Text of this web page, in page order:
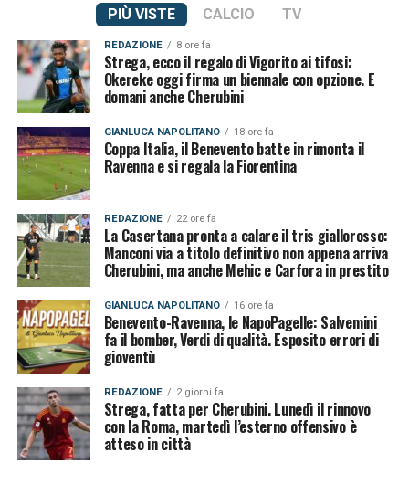
PIÙ VISTE CALCIO TV
REDAZIONE 8 ore fa
Strega, ecco il regalo di Vigorito ai tifosi:
Okereke oggi firma un biennale con opzione. E
domani anche Cherubini
GIANLUCA NAPOLITANO 18 ore fa
Coppa Italia, il Benevento batte in rimonta il
Ravenna e si regala la Fiorentina
REDAZIONE 22 ore fa
La Casertana pronta a calare il tris giallorosso:
Manconi via a titolo definitivo non appena arriva
Cherubini, ma anche Mehic e Carfora in prestito
GIANLUCA NAPOLITANO 16 ore fa
Benevento-Ravenna, le NapoPagelle: Salvemini
fa il bomber, Verdi di qualità. Esposito errori di
gioventù
REDAZIONE 2 giorni fa
Strega, fatta per Cherubini. Lunedì il rinnovo
con la Roma, martedì l’esterno offensivo è
atteso in città